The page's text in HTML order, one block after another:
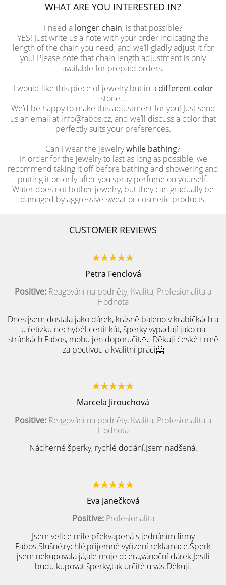
WHAT ARE YOU INTERESTED IN?
I need a longer chain, is that possible?
YES! Just write us a note with your order indicating the
length of the chain you need, and we’ll gladly adjust it for
you! Please note that chain length adjustment is only
available for prepaid orders.
I would like this piece of jewelry but in a different color
stone...
We’d be happy to make this adjustment for you! Just send
us an email at info@fabos.cz, and we’ll discuss a color that
perfectly suits your preferences.
Can I wear the jewelrywhile bathing?
In order for the jewelry to last as long as possible, we
recommend taking it off before bathing and showering and
putting it on only after you spray perfume on yourself.
Water does not bother jewelry, but they can gradually be
damaged by aggressive sweat or cosmetic products.
CUSTOMER REVIEWS
Petra Fenclová
Positive: Reagování na podněty, Kvalita, Profesionalita a
Hodnota
Dnes jsem dostala jako dárek, krásně baleno v krabičkách a
u řetízku nechyběl certifikát, šperky vypadají jako na
stránkách Fabos, mohu jen doporučit🙏. Děkuji české firmě
za poctivou a kvalitní práci🤗
Marcela Jirouchová
Positive: Reagování na podněty, Kvalita, Profesionalita a
Hodnota
Nádherné šperky, rychlé dodání.Jsem nadšená.
Eva Janečková
Positive:Profesionalita
Jsem velice mile překvapená s jednáním firmy
Fabos.Slušné,rychlé,přijemné vyřízení reklamace.Šperk
jsem nekupovala já,ale moje dcera,vánoční dárek.Jestli
budu kupovat šperky,tak určitě u vás.Děkuji.